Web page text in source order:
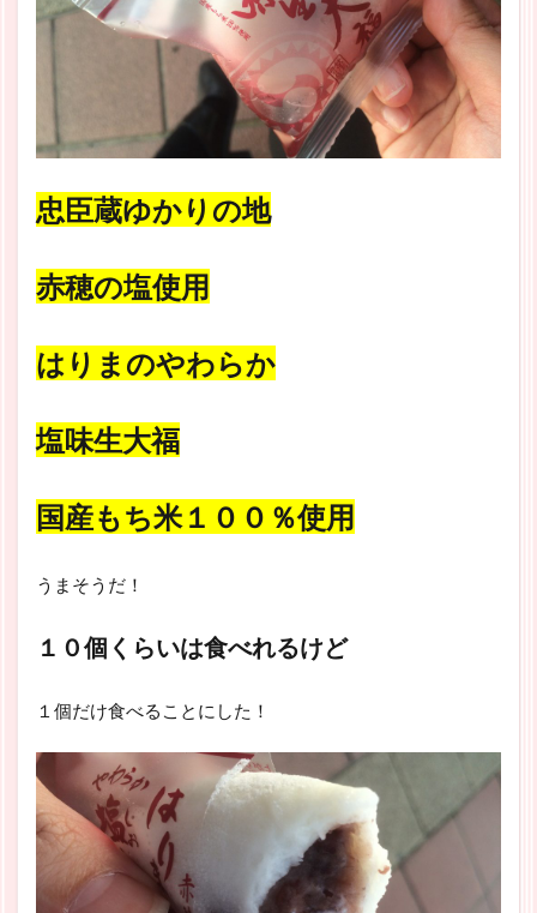
忠臣蔵ゆかりの地
赤穂の塩使用
はりまのやわらか
塩味生大福
国産もち米１００％使用
うまそうだ！
１０個くらいは食べれるけど
１個だけ食べることにした！